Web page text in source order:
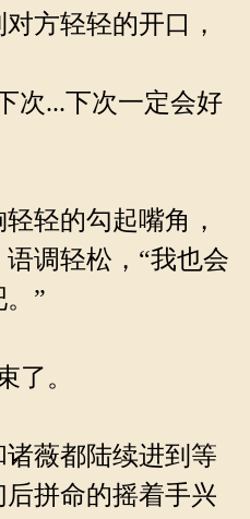
方轻轻的开口，
次...下次一定会好
轻的勾起嘴角，
调轻松，“我也会
”
了。
薇都陆续进到等
拼命的摇着手兴